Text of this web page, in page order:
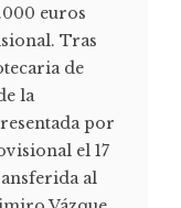
euros
Tras
de
la
por
el 17
al